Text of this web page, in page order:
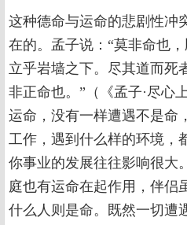
这种德命与运命的悲剧性冲
在的。孟子说：“莫非命也
立乎岩墙之下。尽其道而死
非正命也。”（《孟子·尽心
运命，没有一样遭遇不是命
工作，遇到什么样的环境，
你事业的发展往往影响很大
庭也有运命在起作用，伴侣
什么人则是命。既然一切遭